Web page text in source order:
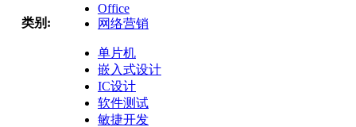
类别:
Office
网络营销
单片机
嵌入式设计
IC设计
软件测试
敏捷开发